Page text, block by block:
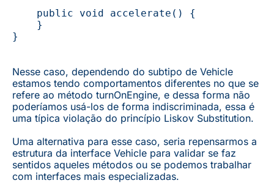
    public
void accelerate ()
{
    }
}
Nesse caso, dependendo do subtipo de Vehicle
estamos tendo comportamentos diferentes no que se
refere ao método turnOnEngine, e dessa forma não
poderíamos usá-los de forma indiscriminada, essa é
uma típica violação do princípio Liskov Substitution.
Uma alternativa para esse caso, seria repensarmos a
estrutura da interface Vehicle para validar se faz
sentidos aqueles métodos ou se podemos trabalhar
com interfaces mais especializadas.